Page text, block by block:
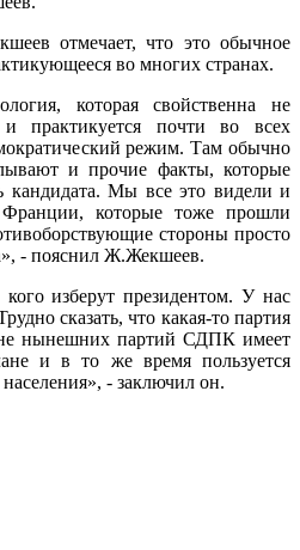
отмечает, что это обычное
во многих странах.
которая свойственна не
практикуется почти во всех
режим. Там обычно
и прочие факты, которые
кандидата. Мы все это видели и
которые тоже прошли
стороны просто
- пояснил Ж.Жекшеев.
изберут президентом. У нас
сказать, что какая-то партия
нынешних партий СДПК имеет
и в то же время пользуется
- заключил он.